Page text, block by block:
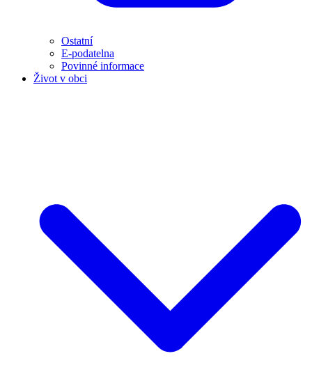
Ostatní
E-podatelna
Povinné informace
Život v obci